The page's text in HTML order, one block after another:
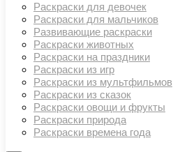
Раскраски для девочек
Раскраски для мальчиков
Развивающие раскраски
Раскраски животных
Раскраски на праздники
Раскраски из игр
Раскраски из мультфильмов
Раскраски из сказок
Раскраски овощи и фрукты
Раскраски природа
Раскраски времена года